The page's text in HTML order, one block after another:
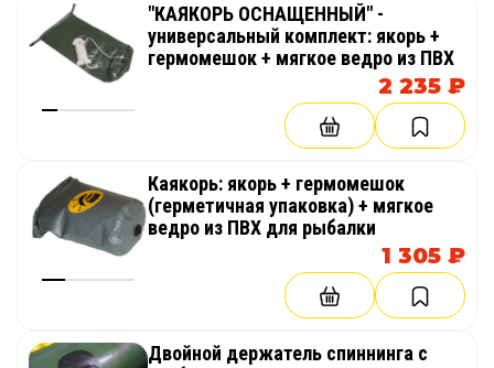
Для изготовления используется
высококачественная европейская ПВХ ткань.
"КАЯКОРЬ ОСНАЩЕННЫЙ" -
универсальный комплект: якорь +
гермомешок + мягкое ведро из ПВХ
2 235 ₽
Каякорь: якорь + гермомешок
(герметичная упаковка) + мягкое
ведро из ПВХ для рыбалки
1 305 ₽
Двойной держатель спиннинга с